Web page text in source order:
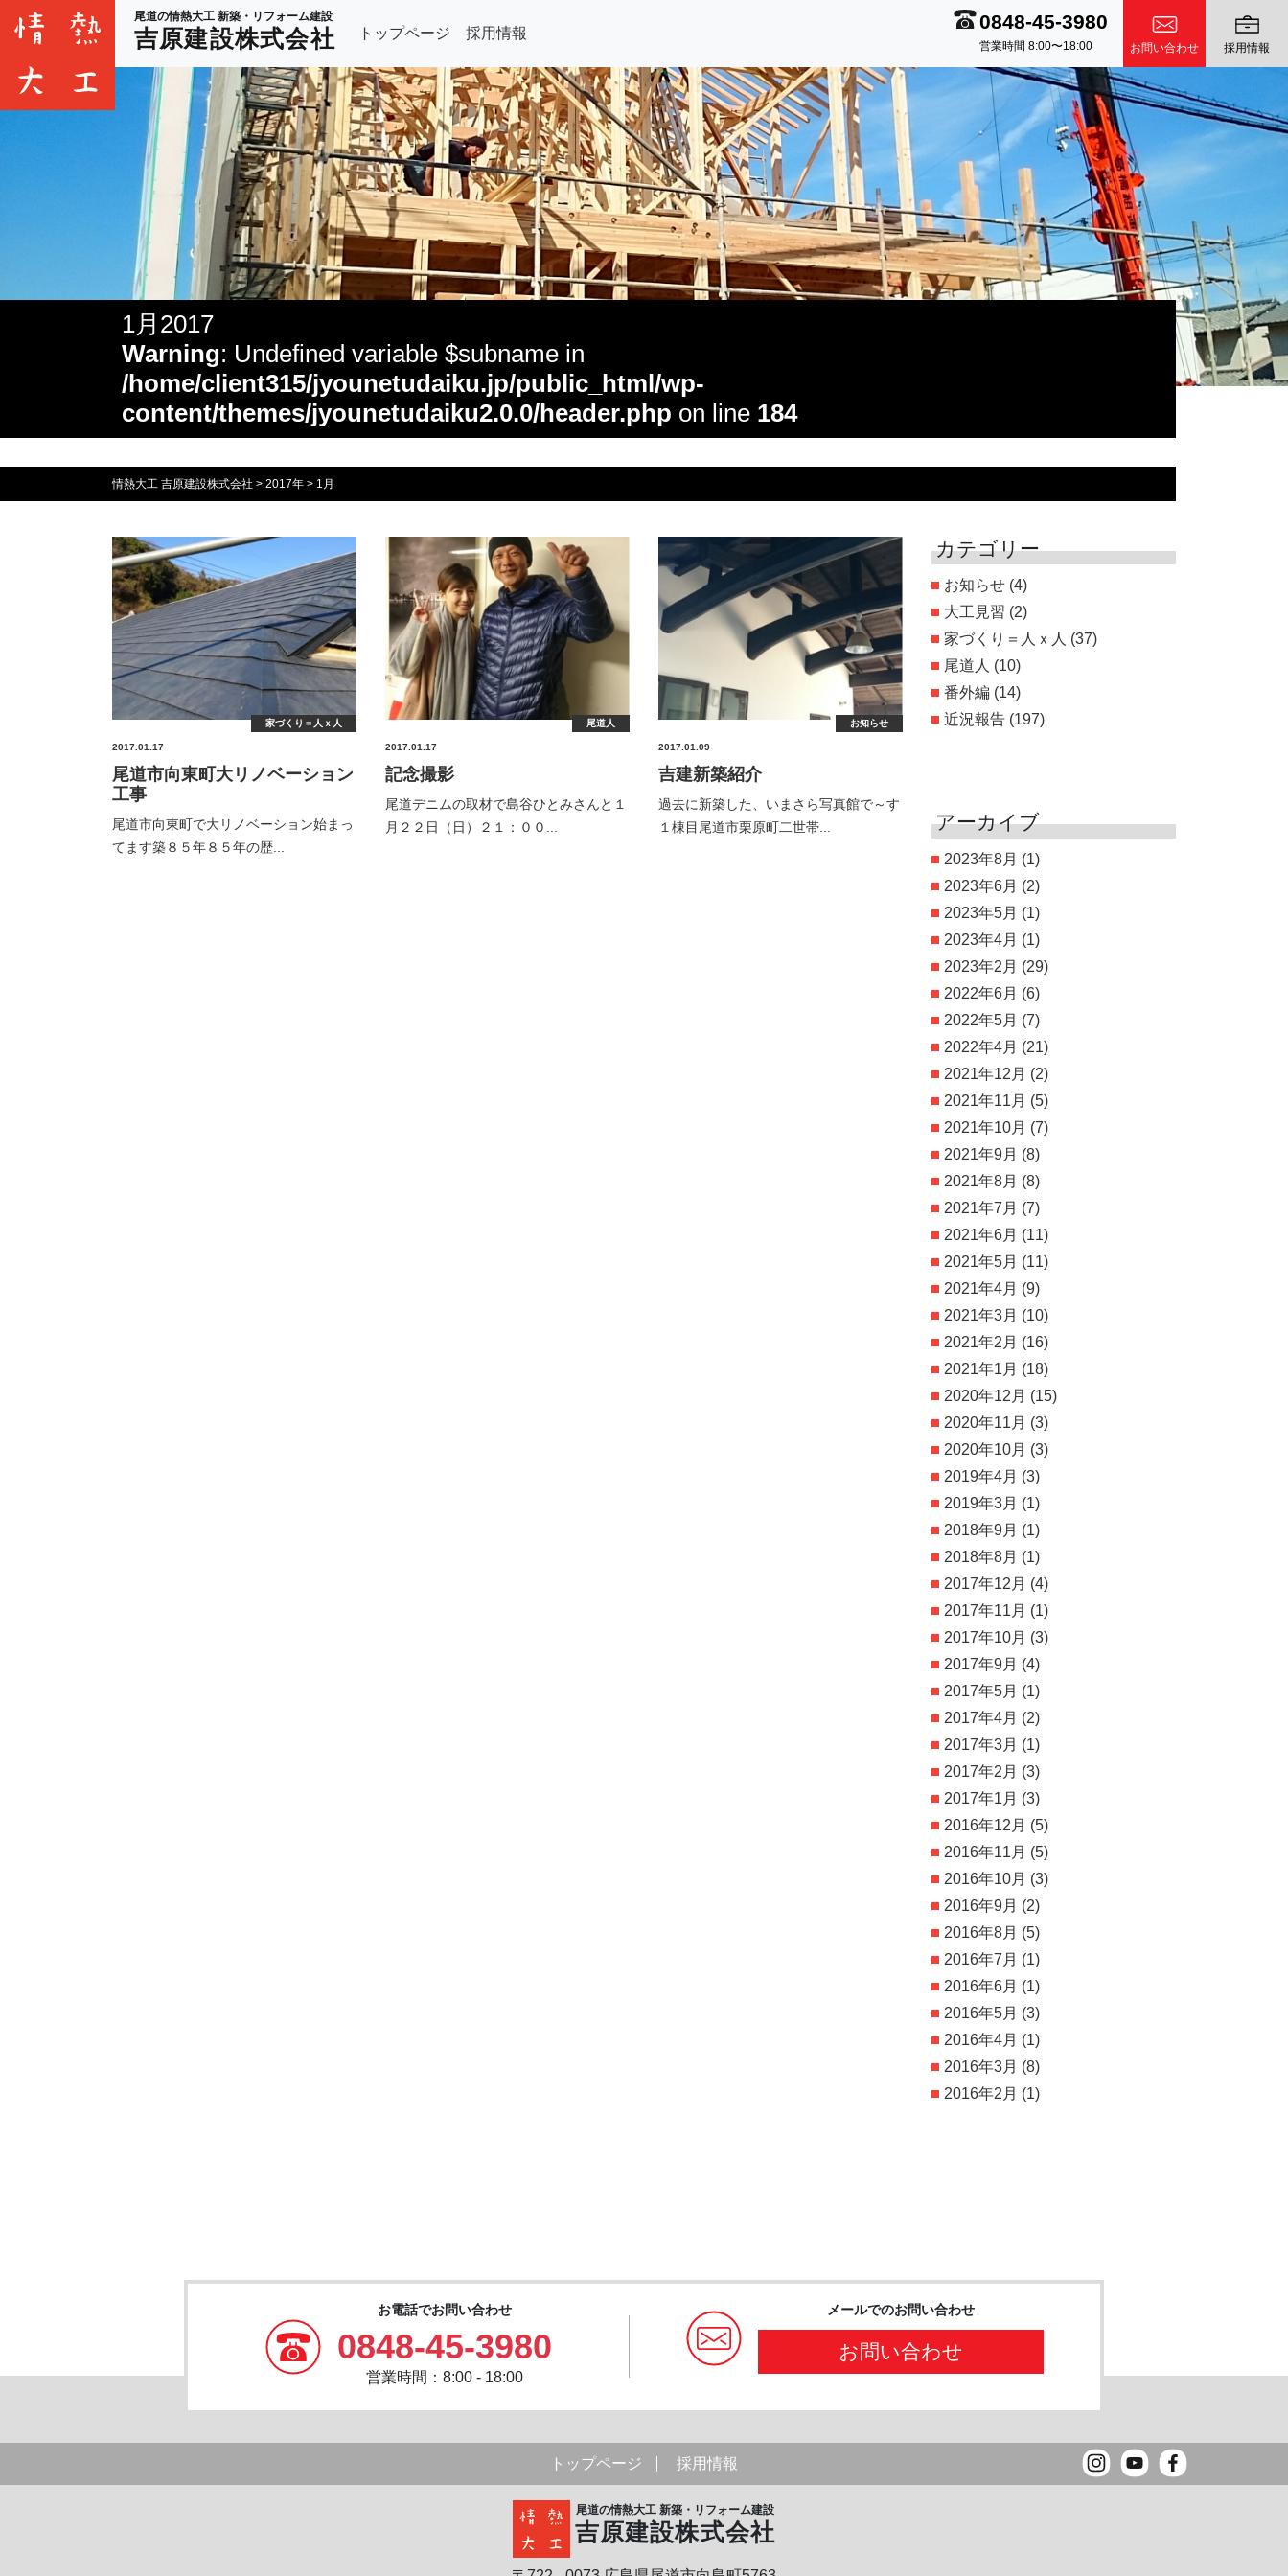
尾道の情熱大工 新築・リフォーム建設
吉原建設株式会社 トップページ 採用情報
0848-45-3980
営業時間 8:00〜18:00 お問い合わせ 採用情報
1月2017
Warning: Undefined variable $subname in
/home/client315/jyounetudaiku.jp/public_html/wp-
content/themes/jyounetudaiku2.0.0/header.php on line 184
情熱大工 吉原建設株式会社 > 2017年 > 1月
2017.01.17
家づくり＝人ｘ人
尾道市向東町大リノベーション
工事
尾道市向東町で大リノベーション始まっ
てます築８５年８５年の歴...
2017.01.17
尾道人
記念撮影
尾道デニムの取材で島谷ひとみさんと１
月２２日（日）２１：００...
2017.01.09
お知らせ
吉建新築紹介
過去に新築した、いまさら写真館で～す
１棟目尾道市栗原町二世帯...
カテゴリー
お知らせ (4)
大工見習 (2)
家づくり＝人ｘ人 (37)
尾道人 (10)
番外編 (14)
近況報告 (197)
アーカイブ
2023年8月 (1)
2023年6月 (2)
2023年5月 (1)
2023年4月 (1)
2023年2月 (29)
2022年6月 (6)
2022年5月 (7)
2022年4月 (21)
2021年12月 (2)
2021年11月 (5)
2021年10月 (7)
2021年9月 (8)
2021年8月 (8)
2021年7月 (7)
2021年6月 (11)
2021年5月 (11)
2021年4月 (9)
2021年3月 (10)
2021年2月 (16)
2021年1月 (18)
2020年12月 (15)
2020年11月 (3)
2020年10月 (3)
2019年4月 (3)
2019年3月 (1)
2018年9月 (1)
2018年8月 (1)
2017年12月 (4)
2017年11月 (1)
2017年10月 (3)
2017年9月 (4)
2017年5月 (1)
2017年4月 (2)
2017年3月 (1)
2017年2月 (3)
2017年1月 (3)
2016年12月 (5)
2016年11月 (5)
2016年10月 (3)
2016年9月 (2)
2016年8月 (5)
2016年7月 (1)
2016年6月 (1)
2016年5月 (3)
2016年4月 (1)
2016年3月 (8)
2016年2月 (1)
お電話でお問い合わせ
0848-45-3980
営業時間：8:00 - 18:00
メールでのお問い合わせ
お問い合わせ
トップページ 採用情報
尾道の情熱大工 新築・リフォーム建設
吉原建設株式会社